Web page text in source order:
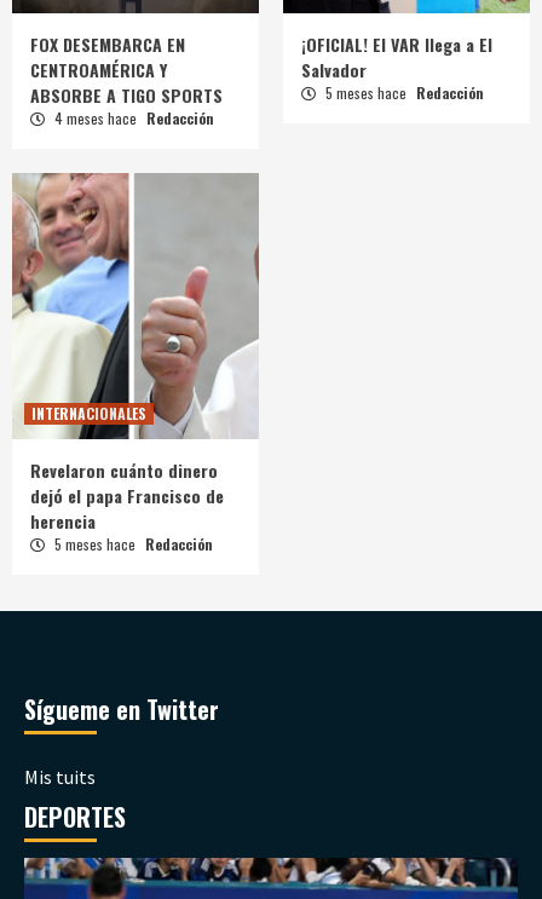
FOX DESEMBARCA EN
CENTROAMÉRICA Y
ABSORBE A TIGO SPORTS
4 meses hace Redacción
¡OFICIAL! El VAR llega a El
Salvador
5 meses hace Redacción
INTERNACIONALES
Revelaron cuánto dinero
dejó el papa Francisco de
herencia
5 meses hace Redacción
Sígueme en Twitter
Mis tuits
DEPORTES